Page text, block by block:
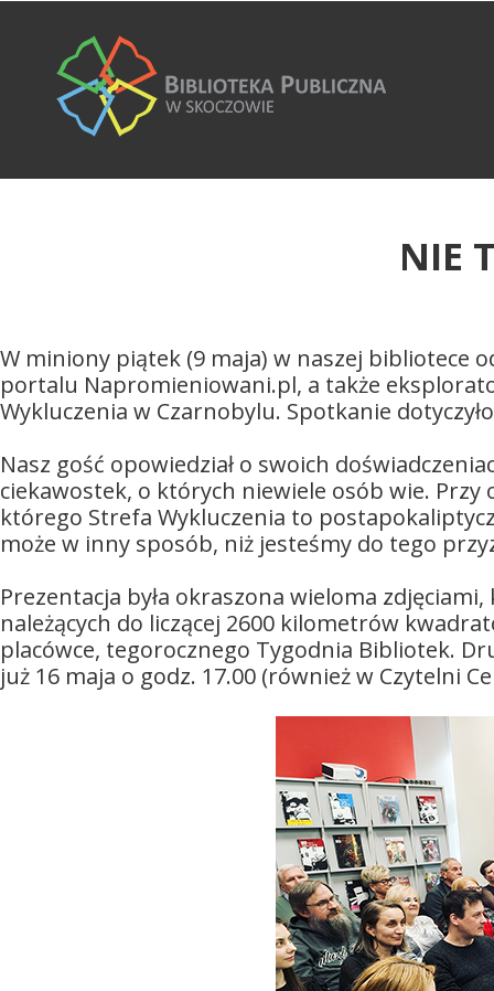
W miniony piątek (9 maja) w naszej bibliotece
portalu Napromieniowani.pl, a także
Wykluczenia w Czarnobylu. Spotkanie
Nasz gość opowiedział o swoich
ciekawostek, o których niewiele osób wie.
którego Strefa Wykluczenia to
może w inny sposób, niż jesteśmy do tego
Prezentacja była okraszona wieloma
należących do liczącej 2600 kilometrów
placówce, tegorocznego Tygodnia Bibliotek.
już 16 maja o godz. 17.00 (również w Czytelni
NIE